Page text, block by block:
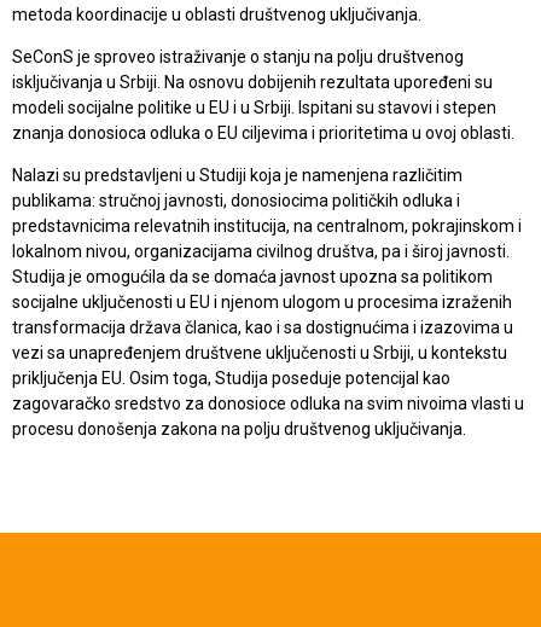
metoda koordinacije u oblasti društvenog uključivanja.
SeConS je sproveo istraživanje o stanju na polju društvenog
isključivanja u Srbiji. Na osnovu dobijenih rezultata upoređeni su
modeli socijalne politike u EU i u Srbiji. Ispitani su stavovi i stepen
znanja donosioca odluka o EU ciljevima i prioritetima u ovoj oblasti.
Nalazi su predstavljeni u Studiji koja je namenjena različitim
publikama: stručnoj javnosti, donosiocima političkih odluka i
predstavnicima relevatnih institucija, na centralnom, pokrajinskom i
lokalnom nivou, organizacijama civilnog društva, pa i široj javnosti.
Studija je omogućila da se domaća javnost upozna sa politikom
socijalne uključenosti u EU i njenom ulogom u procesima izraženih
transformacija država članica, kao i sa dostignućima i izazovima u
vezi sa unapređenjem društvene uključenosti u Srbiji, u kontekstu
priključenja EU. Osim toga, Studija poseduje potencijal kao
zagovaračko sredstvo za donosioce odluka na svim nivoima vlasti u
procesu donošenja zakona na polju društvenog uključivanja.